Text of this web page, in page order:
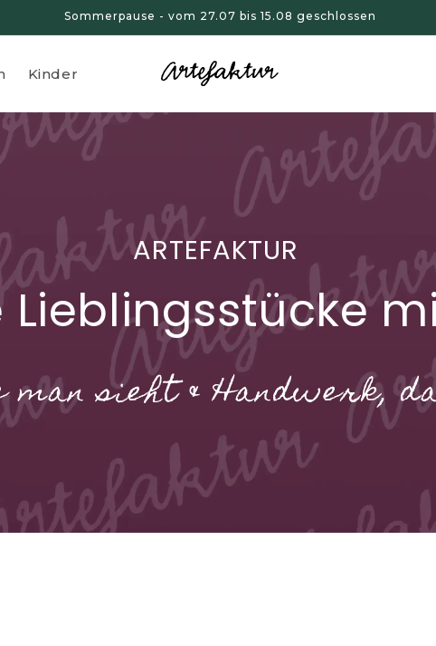
Sommerpause - vom 27.07 bis 15.08 geschlossen
Kinder
ARTEFAKTUR
Lieblingsstücke
sieht & Handwerk,